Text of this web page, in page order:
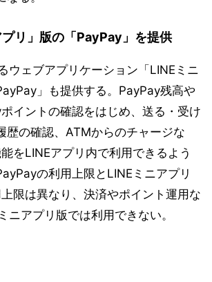
プリ」版の「PayPay」を提供
ウェブアプリケーション「LINEミニ
」も提供する。PayPay残高や
イントの確認をはじめ、送る・受け
歴の確認、ATMからのチャージな
をLINEアプリ内で利用できるよう
の利用上限とLINEミニアプリ
限は異なり、決済やポイント運用な
ニアプリ版では利用できない。